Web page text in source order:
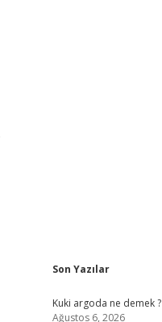
Sidebar
Son Yazılar
Kuki argoda ne demek ?
Ağustos 6, 2026